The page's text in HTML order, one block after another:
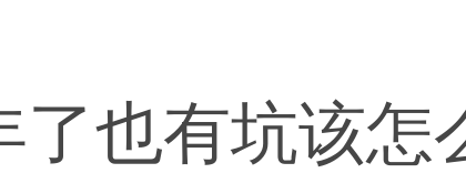
了也有坑该怎